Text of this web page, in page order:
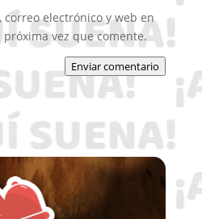
correo electrónico y web en
vez que comente.
Enviar comentario